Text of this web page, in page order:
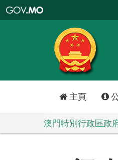
特
政
區
政
口
主頁
澳門特別行政區政